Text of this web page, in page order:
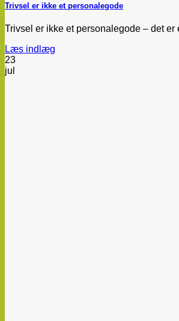
Trivsel er ikke et personalegode
Trivsel er ikke et personalegode – det
Læs indlæg
23
jul